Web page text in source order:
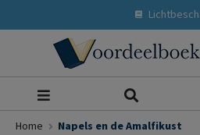
Home Napels en de Amalfikust